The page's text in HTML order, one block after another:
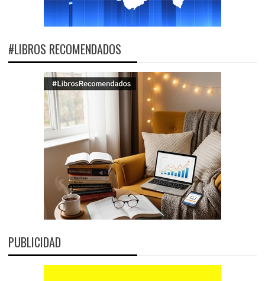
#LIBROS RECOMENDADOS
PUBLICIDAD